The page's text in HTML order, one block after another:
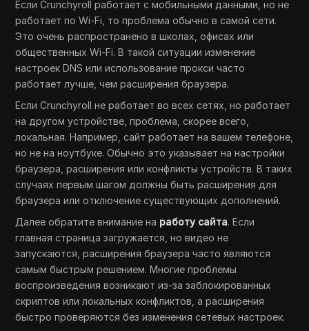
Если Crunchyroll работает с мобильными данными, но не
работает по Wi-Fi, то проблема обычно в самой сети.
Это очень распространено в школах, офисах или
общественных Wi-Fi. В такой ситуации изменение
настроек DNS или использование прокси часто
работает лучше, чем расширения браузера.
Если Crunchyroll не работает во всех сетях, но работает
на другом устройстве, проблема, скорее всего,
локальная. Например, сайт работает на вашем телефоне,
но не на ноутбуке. Обычно это указывает на настройки
браузера, расширения или конфликты устройств. В таких
случаях первым шагом должны быть расширения для
браузера или отключение существующих дополнений.
Далее обратите внимание на работу сайта. Если
главная страница загружается, но видео не
запускаются, расширения браузера часто являются
самым быстрым решением. Многие проблемы
воспроизведения возникают из-за заблокированных
скриптов или локальных конфликтов, а расширения
быстро проверяются без изменения сетевых настроек.